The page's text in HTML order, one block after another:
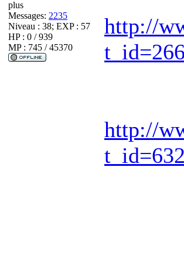
plus
Messages: 2235
Niveau : 38; EXP : 57
HP : 0 / 939
MP : 745 / 45370
http://
http://